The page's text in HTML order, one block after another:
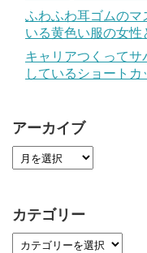
ふわふわ耳ゴムのマ
いる黄色い服の女性
キャリアつくって
しているショートカ
アーカイブ
カテゴリー